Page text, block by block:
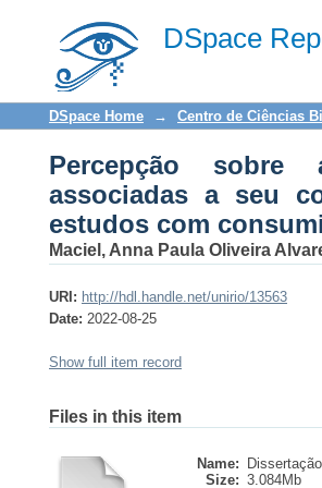
DSpace
Percepção sobre
uso da neurociência
DSpace Home → Centro de Ciências
Percepção sobre
associadas a seu
estudos com
Maciel, Anna Paula Oliveira
URI: http://hdl.handle.net/unirio/13563
Date: 2022-08-25
Show full item record
Files in this item
Name:
Size: 3.084Mb